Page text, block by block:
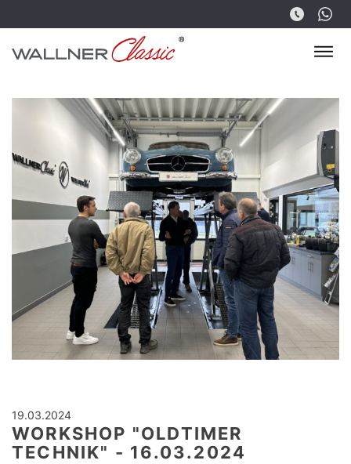
19.03.2024
WORKSHOP "OLDTIMER
TECHNIK" - 16.03.2024